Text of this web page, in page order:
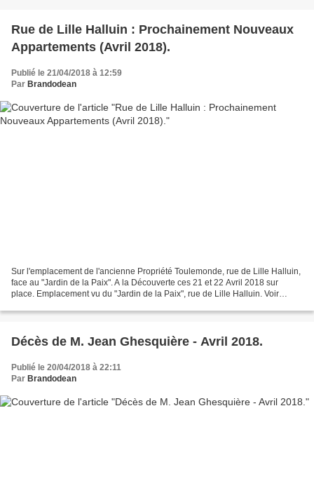
Rue de Lille Halluin : Prochainement Nouveaux
Appartements (Avril 2018).
Publié le 21/04/2018 à 12:59
Par Brandodean
Sur l'emplacement de l'ancienne Propriété Toulemonde, rue de Lille Halluin,
face au "Jardin de la Paix". A la Découverte ces 21 et 22 Avril 2018 sur
place. Emplacement vu du "Jardin de la Paix", rue de Lille Halluin. Voir
Décès de M. Jean Ghesquière - Avril 2018.
Publié le 20/04/2018 à 22:11
Par Brandodean